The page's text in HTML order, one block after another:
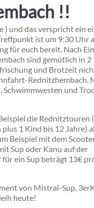
!!
) und das verspricht ein
ist um 9:30 Uhr
für euch bereit. Nach
sind gemütlich in
und Brotzeit
Rednitzhembach.
Schwimmwesten und
die Rednitztouren
1 Kind bis 12 Jahre)
Beispiel mit dem
Sup oder Kanu auf der
ein Sup beträgt 13€
von Mistral-Sup,
heute!